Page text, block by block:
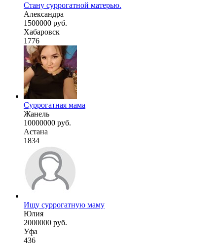
Стану суррогатной матерью.
Александра
1500000 руб.
Хабаровск
1776
Суррогатная мама
Жанель
10000000 руб.
Астана
1834
Ищу суррогатную маму
Юлия
2000000 руб.
Уфа
436